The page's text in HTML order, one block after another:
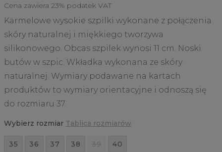
Cena zawiera 23% podatek VAT
Karmelowe wysokie szpilki wykonane z połączenia
skóry naturalnej i miękkiego tworzywa
silikonowego. Obcas szpilek wynosi 11 cm. Noski
butów w szpic. Wkładka wykonana ze skóry
naturalnej. Wymiary podawane na kartach
produktów to wymiary orientacyjne i odnoszą się
do rozmiaru 37.
Wybierz rozmiar Tablica rozmiarów
35 36 37 38 39 40